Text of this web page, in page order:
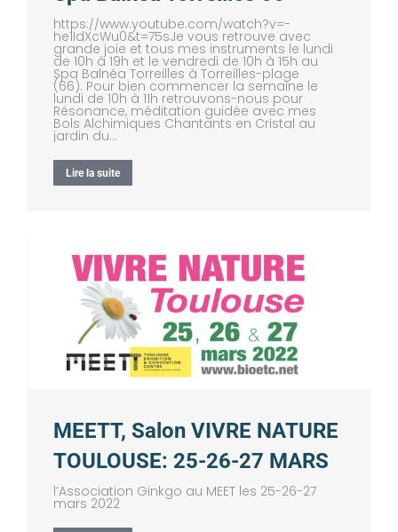
https://www.youtube.com/watch?v=-
he1IdXcWu0&t=75sJe vous retrouve avec
grande joie et tous mes instruments le lundi
de 10h à 19h et le vendredi de 10h à 15h au
Spa Balnéa Torreilles à Torreilles-plage
(66). Pour bien commencer la semaine le
lundi de 10h à 11h retrouvons-nous pour
Résonance, méditation guidée avec mes
Bols Alchimiques Chantants en Cristal au
jardin du…
Lire la suite
MEETT, Salon VIVRE NATURE
TOULOUSE: 25-26-27 MARS
l’Association Ginkgo au MEET les 25-26-27
mars 2022